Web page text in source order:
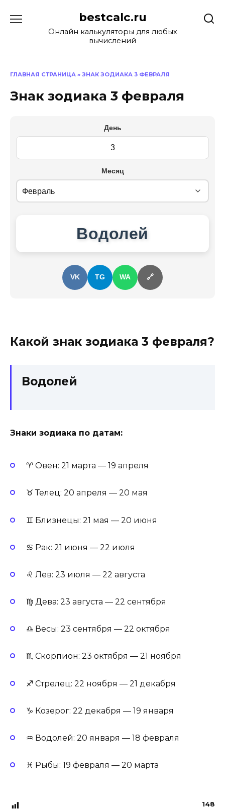
содержанию
bestcalc.ru
Онлайн калькуляторы для любых
вычислений
ГЛАВНАЯ СТРАНИЦА » ЗНАК ЗОДИАКА 3 ФЕВРАЛЯ
Знак зодиака 3 февраля
День
Месяц
Водолей
VK TG WA 🔗
Какой знак зодиака 3 февраля?
Водолей
Знаки зодиака по датам:
♈ Овен: 21 марта — 19 апреля
♉ Телец: 20 апреля — 20 мая
♊ Близнецы: 21 мая — 20 июня
♋ Рак: 21 июня — 22 июля
♌ Лев: 23 июля — 22 августа
♍ Дева: 23 августа — 22 сентября
♎ Весы: 23 сентября — 22 октября
♏ Скорпион: 23 октября — 21 ноября
♐ Стрелец: 22 ноября — 21 декабря
♑ Козерог: 22 декабря — 19 января
♒ Водолей: 20 января — 18 февраля
♓ Рыбы: 19 февраля — 20 марта
148